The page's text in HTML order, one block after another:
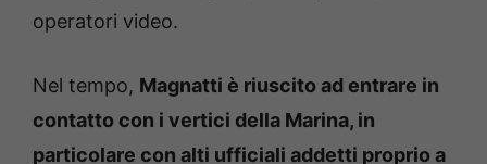
operatori video.
Nel tempo, Magnatti è riuscito ad entrare in
contatto con i vertici della Marina, in
particolare con alti ufficiali addetti proprio a